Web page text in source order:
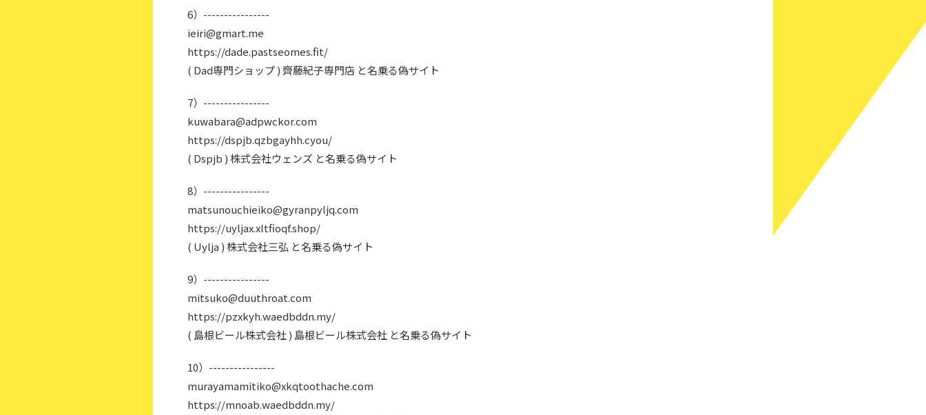
6）----------------
ieiri@gmart.me
https://dade.pastseomes.fit/
( Dad専門ショップ ) 齊藤紀子専門店 と名乗る偽サイト
7）----------------
kuwabara@adpwckor.com
https://dspjb.qzbgayhh.cyou/
( Dspjb ) 株式会社ウェンズ と名乗る偽サイト
8）----------------
matsunouchieiko@gyranpyljq.com
https://uyljax.xltfioqf.shop/
( Uylja ) 株式会社三弘 と名乗る偽サイト
9）----------------
mitsuko@duuthroat.com
https://pzxkyh.waedbddn.my/
( 島根ビール株式会社 ) 島根ビール株式会社 と名乗る偽サイト
10）----------------
murayamamitiko@xkqtoothache.com
https://mnoab.waedbddn.my/